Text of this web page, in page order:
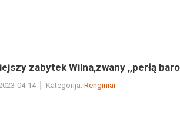
zabytek Wilna,zwany ,,perłą
04-14 Kategorija: Renginiai